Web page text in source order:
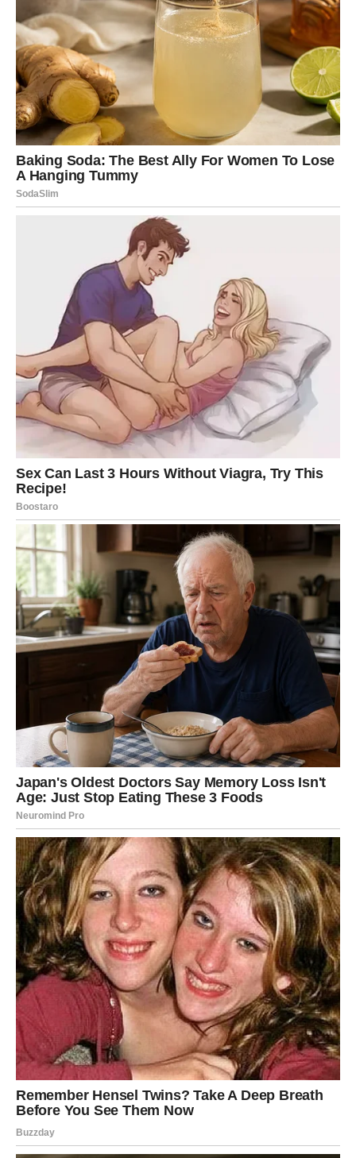
Mnogi Ovnovi će shvatiti da su mnogo sposobniji nego
što su mislili. Pred vama je vreme kada možete pokazati
svoje kvalitete i dobiti priznanje koje zaslužujete.
Ne odbijajte nove prilike samo zato što deluju rizično.
Neke od njih kriju potencijal da potpuno promene vašu
finansijsku budućnost.
Sudbina priprema nešto što će
vas ostaviti bez reči
Dok budete pokušavali da se snađete između ljubavnih i
finansijskih događaja, univerzum će pripremiti još jedno
veliko iznenađenje.
Susret koji menja život
Za mnoge Ovnove dolazi susret sa osobom koja neće biti
slučajna. Može se raditi o novom prijatelju, poslovnom
saradniku ili osobi koja će igrati veoma važnu ulogu u
vašoj budućnosti.
Već pri prvom susretu osetićete neobičnu povezanost.
Kao da se poznajete mnogo duže nego što je to zaista
slučaj.
Ovaj događaj može pokrenuti lanac promena koje će vas
odvesti na potpuno novi životni put.
Sudbinska odluka pred vama
Pred kraj ovog perioda dolazi trenutak kada ćete morati
da donesete veoma važnu odluku. Ona će se odnositi na
nešto što već dugo odlažete.
Možda je reč o promeni posla, selidbi, novoj vezi ili
prekidu nečega što vas već dugo sputava.
Zvezde poručuju da ne treba da se plašite promena. Iako
će vam delovati kao veliki rizik, upravo će ta odluka
otvoriti vrata sreći koju dugo čekate.
Emotivni i životni preokreti dolaze
jedan za drugim